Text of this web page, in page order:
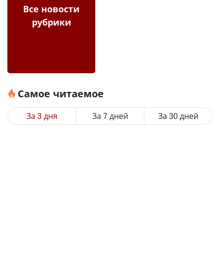
Все новости
рубрики
Самое читаемое
За 3 дня За 7 дней За 30 дней